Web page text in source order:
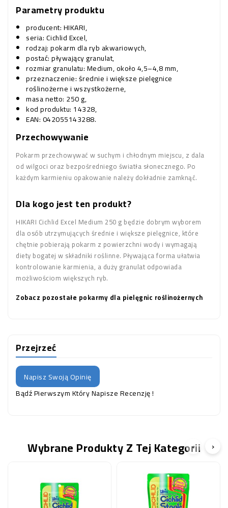
Parametry produktu
producent: HIKARI,
seria: Cichlid Excel,
rodzaj: pokarm dla ryb akwariowych,
postać: pływający granulat,
rozmiar granulatu: Medium, około 4,5–4,8 mm,
przeznaczenie: średnie i większe pielęgnice
roślinożerne i wszystkożerne,
masa netto: 250 g,
kod produktu: 14328,
EAN: 042055143288.
Przechowywanie
Pokarm przechowywać w suchym i chłodnym miejscu, z dala
od wilgoci oraz bezpośredniego światła słonecznego. Po
każdym karmieniu opakowanie należy dokładnie zamknąć.
Dla kogo jest ten produkt?
HIKARI Cichlid Excel Medium 250 g będzie dobrym wyborem
dla osób utrzymujących średnie i większe pielęgnice, które
chętnie pobierają pokarm z powierzchni wody i wymagają
diety bogatej w składniki roślinne. Pływająca forma ułatwia
kontrolowanie karmienia, a duży granulat odpowiada
możliwościom większych ryb.
Zobacz pozostałe pokarmy dla pielęgnic roślinożernych
Przejrzeć
Napisz Swoją Opinię
Bądź Pierwszym Który Napisze Recenzję !
Wybrane Produkty Z Tej Kategorii
‹ ›